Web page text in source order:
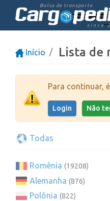
Bolsa de transporte
since
Início Lista de
Para continuar,
Login Não
Todas
Romênia (19208)
Alemanha (876)
Polônia (822)